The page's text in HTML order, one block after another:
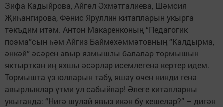
Зифа Кадыйрова, Айгөл Әхмәтгалиева, Шәмсия
Җиһангирова, Фәнис Яруллин китапларын укырга
тәкъдим итәм. Антон Макаренконың “Педагогик
поэма”сын һәм Айгиз Баймөхәммәтовның “Калдырма,
әнкәй” әсәрен авыр язмышлы балалар тормышын
яктырткан иң яхшы әсәрләр исемлегенә кертер идем.
Тормышта үз юлларын табу, яшәү өчен нинди генә
авырлыклар үтми ул сабыйлар! Әлеге китапларны
укыганда: “Нигә шулай явыз икән бу кешеләр?” – дигән